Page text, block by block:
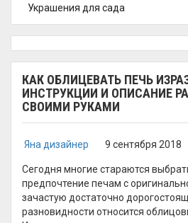
Украшения для сада
КАК ОБЛИЦЕВАТЬ ПЕЧЬ
ИНСТРУКЦИИ И ОПИСАНИЕ
СВОИМИ РУКАМИ
Яна дизайнер 9 сентября 2018
Сегодня многие стараются
предпочтение печам с
зачастую достаточно
разновидности относится